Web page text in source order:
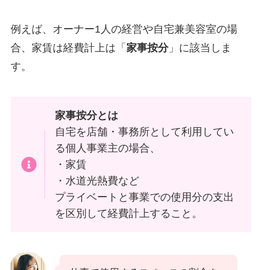
例えば、オーナー1人の経営や自宅兼美容室の場
合、家賃は経費計上は「 家事按分」に該当しま
す。
家事按分とは
自宅を店舗・事務所として利用してい
る個人事業主の場合、
・家賃
・水道光熱費など
プライベートと事業での使用分の支出
を区別して経費計上すること。